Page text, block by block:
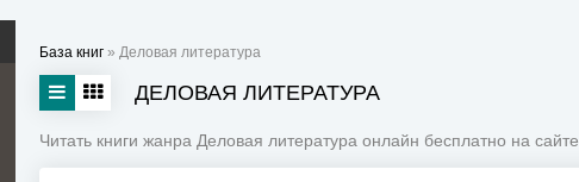
База книг » Деловая литература
ДЕЛОВАЯ ЛИТЕРАТУРА
Читать книги жанра Деловая литература онлайн бесплатно на сайте